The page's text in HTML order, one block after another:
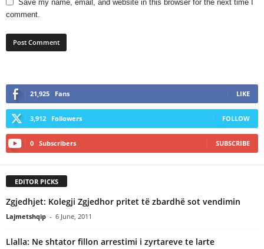
Save my name, email, and website in this browser for the next time I
comment.
21,925 Fans LIKE
3,912 Followers FOLLOW
0 Subscribers SUBSCRIBE
EDITOR PICKS
Zgjedhjet: Kolegji Zgjedhor pritet të zbardhë sot vendimin
Lajmetshqip - 6 June, 2011
Llalla: Ne shtator fillon arrestimi i zyrtareve te larte